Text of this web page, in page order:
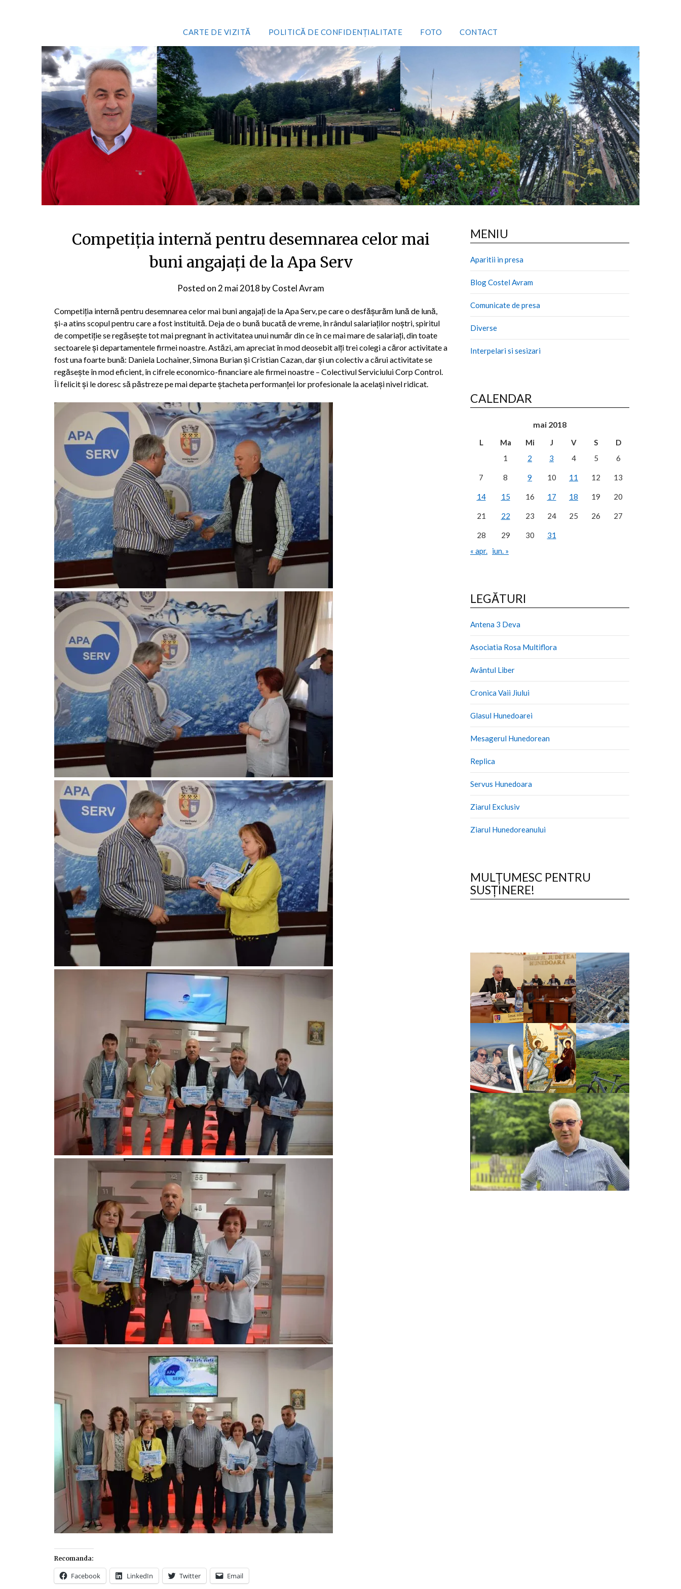
CARTE DE VIZITĂ POLITICĂ DE CONFIDENȚIALITATE FOTO CONTACT
Competiția internă pentru desemnarea celor mai
buni angajați de la Apa Serv
Posted on 2 mai 2018 byCostel Avram
Competiția internă pentru desemnarea celor mai buni angajați de la Apa Serv, pe care o desfășurăm lună de lună,
și-a atins scopul pentru care a fost instituită. Deja de o bună bucată de vreme, în rândul salariaților noștri, spiritul
de competiție se regăsește tot mai pregnant în activitatea unui număr din ce în ce mai mare de salariați, din toate
sectoarele și departamentele firmei noastre. Astăzi, am apreciat în mod deosebit alți trei colegi a căror activitate a
fost una foarte bună: Daniela Lochainer, Simona Burian şi Cristian Cazan, dar și un colectiv a cărui activitate se
regăsește în mod eficient, în cifrele economico-financiare ale firmei noastre – Colectivul Serviciului Corp Control.
Îi felicit și le doresc să păstreze pe mai departe ștacheta performanței lor profesionale la același nivel ridicat.
Recomanda:
Facebook LinkedIn Twitter Email
MENIU
Aparitii in presa
Blog Costel Avram
Comunicate de presa
Diverse
Interpelari si sesizari
CALENDAR
mai 2018
L Ma Mi J V S
D
1
2 3 4 5 6
7 8 9 10 11 12 13
14 15 16 17 18 19 20
21 22 23 24 25 26 27
28 29 30
31
« apr. iun. »
LEGĂTURI
Antena 3 Deva
Asociatia Rosa Multiflora
Avântul Liber
Cronica Vaii Jiului
Glasul Hunedoarei
Mesagerul Hunedorean
Replica
Servus Hunedoara
Ziarul Exclusiv
Ziarul Hunedoreanului
MULȚUMESC PENTRU
SUSȚINERE!